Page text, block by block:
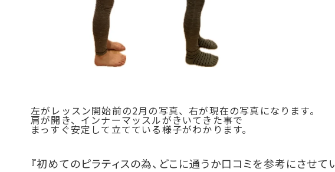
左がレッスン開始前の2月の写真、右が現在の写真になります。
肩が開き、インナーマッスルがきいてきた事で
まっすぐ安定して立てている様子がわかります。
『初めてのピラティスの為、どこに通うか口コミを参考にさせて